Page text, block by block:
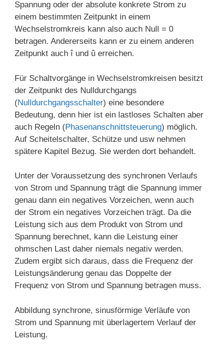
Spannung oder der absolute konkrete Strom zu
einem bestimmten Zeitpunkt in einem
Wechselstromkreis kann also auch Null = 0
betragen. Andererseits kann er zu einem anderen
Zeitpunkt auch î und û erreichen.
Für Schaltvorgänge in Wechselstromkreisen besitzt
der Zeitpunkt des Nulldurchgangs
(Nulldurchgangsschalter) eine besondere
Bedeutung, denn hier ist ein lastloses Schalten aber
auch Regeln (Phasenanschnittsteuerung) möglich.
Auf Scheitelschalter, Schütze und usw nehmen
spätere Kapitel Bezug. Sie werden dort behandelt.
Unter der Voraussetzung des synchronen Verlaufs
von Strom und Spannung trägt die Spannung immer
genau dann ein negatives Vorzeichen, wenn auch
der Strom ein negatives Vorzeichen trägt. Da die
Leistung sich aus dem Produkt von Strom und
Spannung berechnet, kann die Leistung einer
ohmschen Last daher niemals negativ werden.
Zudem ergibt sich daraus, dass die Frequenz der
Leistungsänderung genau das Doppelte der
Frequenz von Strom und Spannung betragen muss.
Abbildung synchrone, sinusförmige Verläufe von
Strom und Spannung mit überlagertem Verlauf der
Leistung.